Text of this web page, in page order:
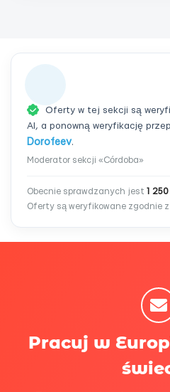
Oferty w tej sekcji są
AI, a ponowną weryfikację
Dorofeev.
Moderator sekcji «Córdoba»
Obecnie sprawdzanych jest 1 250
Oferty są weryfikowane zgodnie z
Pracuj w